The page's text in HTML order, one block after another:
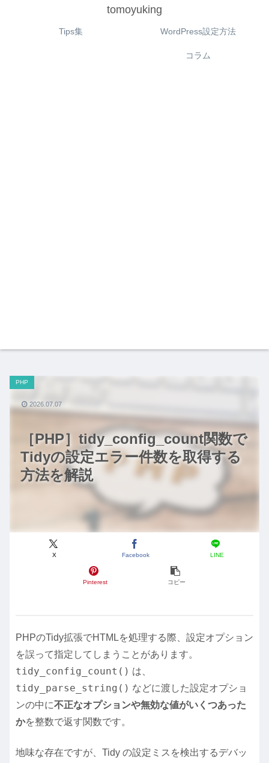
tomoyuking
Tips集 WordPress設定方法
コラム
［PHP］tidy_config_count関数で
Tidyの設定エラー件数を取得する
方法を解説
PHP
X Facebook LINE
Pinterest コピー
2026.07.07
PHPのTidy拡張でHTMLを処理する際、設定オプション
を誤って指定してしまうことがあります。
tidy_config_count() は、
tidy_parse_string() などに渡した設定オプショ
ンの中に不正なオプションや無効な値がいくつあった
かを整数で返す関数です。
地味な存在ですが、Tidy の設定ミスを検出するデバッ